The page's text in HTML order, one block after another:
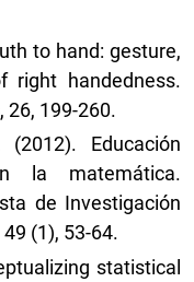
to hand: gesture,
right handedness.
26, 199-260.
Educación
la matemática.
de Investigación
(1), 53-64.
statistical